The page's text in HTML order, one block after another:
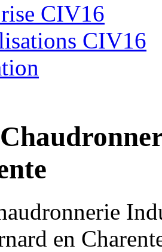
CIV16
CIV16
en